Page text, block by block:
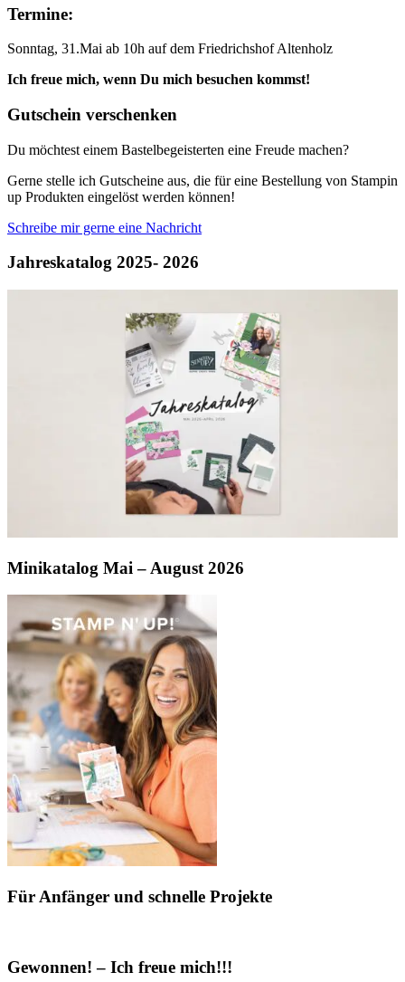
Termine:
Sonntag, 31.Mai ab 10h auf dem Friedrichshof Altenholz
Ich freue mich, wenn Du mich besuchen kommst!
Gutschein verschenken
Du möchtest einem Bastelbegeisterten eine Freude machen?
Gerne stelle ich Gutscheine aus, die für eine Bestellung von Stampin
up Produkten eingelöst werden können!
Schreibe mir gerne eine Nachricht
Jahreskatalog 2025- 2026
Minikatalog Mai – August 2026
Für Anfänger und schnelle Projekte
Gewonnen! – Ich freue mich!!!